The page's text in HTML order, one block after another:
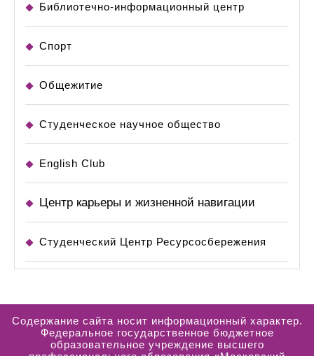
Библиотечно-информационный центр
Спорт
Общежитие
Студенческое научное общество
English Club
Центр карьеры и жизненной навигации
Студенческий Центр Ресурсосбережения
Содержание сайта носит информационный характер.
Федеральное государственное бюджетное
образовательное учреждение высшего